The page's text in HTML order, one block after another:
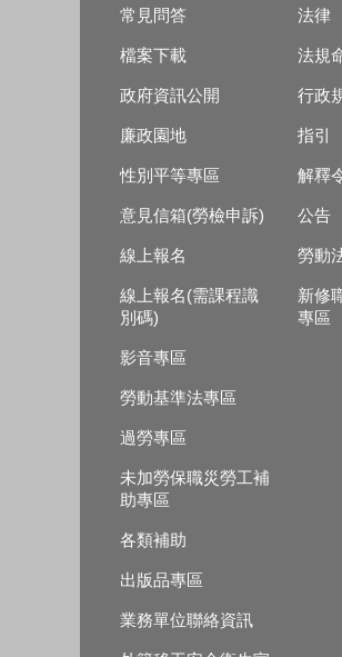
常見問答
檔案下載
政府資訊公開
廉政園地
性別平等專區
意見信箱(勞檢申訴)
線上報名
線上報名(需課程識
別碼)
影音專區
勞動基準法專區
過勞專區
未加勞保職災勞工補
助專區
各類補助
出版品專區
業務單位聯絡資訊
法律
法規
行政
指引
解釋
公告
勞動
新修
專區